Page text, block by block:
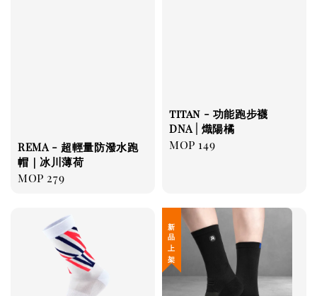
REMA - 超輕量防潑水跑
帽｜冰川薄荷
Regular
MOP 279
titan - 功能跑步襪
DNA | 熾陽橘
Regular
MOP 149
新 品 上 架